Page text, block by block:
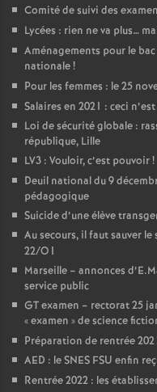
Comité de suivi des
Lycées : rien ne va plus…
Aménagements pour le
nationale!
Pour les femmes : le 25
Salaires en 2021 : ceci
Loi de sécurité globale :
république, Lille
LV3 : Vouloir, c’est pouvoir!
Deuil national du 9
pédagogique
Suicide d’une élève
Au secours, il faut sauver
22/O1
Marseille – annonces
service public
GT examen – rectorat 25
«examen » de science
Préparation de rentrée
AED : le SNES FSU enfin
Rentrée 2022 : les